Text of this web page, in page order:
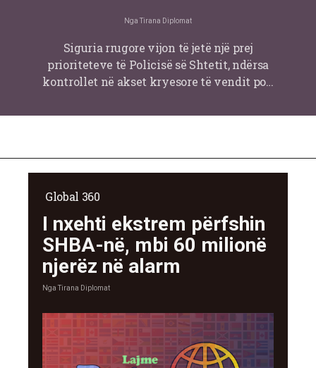
Nga Tirana Diplomat
Siguria rrugore vijon të jetë një prej
prioriteteve të Policisë së Shtetit, ndërsa
kontrollet në akset kryesore të vendit po…
Global 360
I nxehti ekstrem përfshin
SHBA-në, mbi 60 milionë
njerëz në alarm
NgaTirana Diplomat